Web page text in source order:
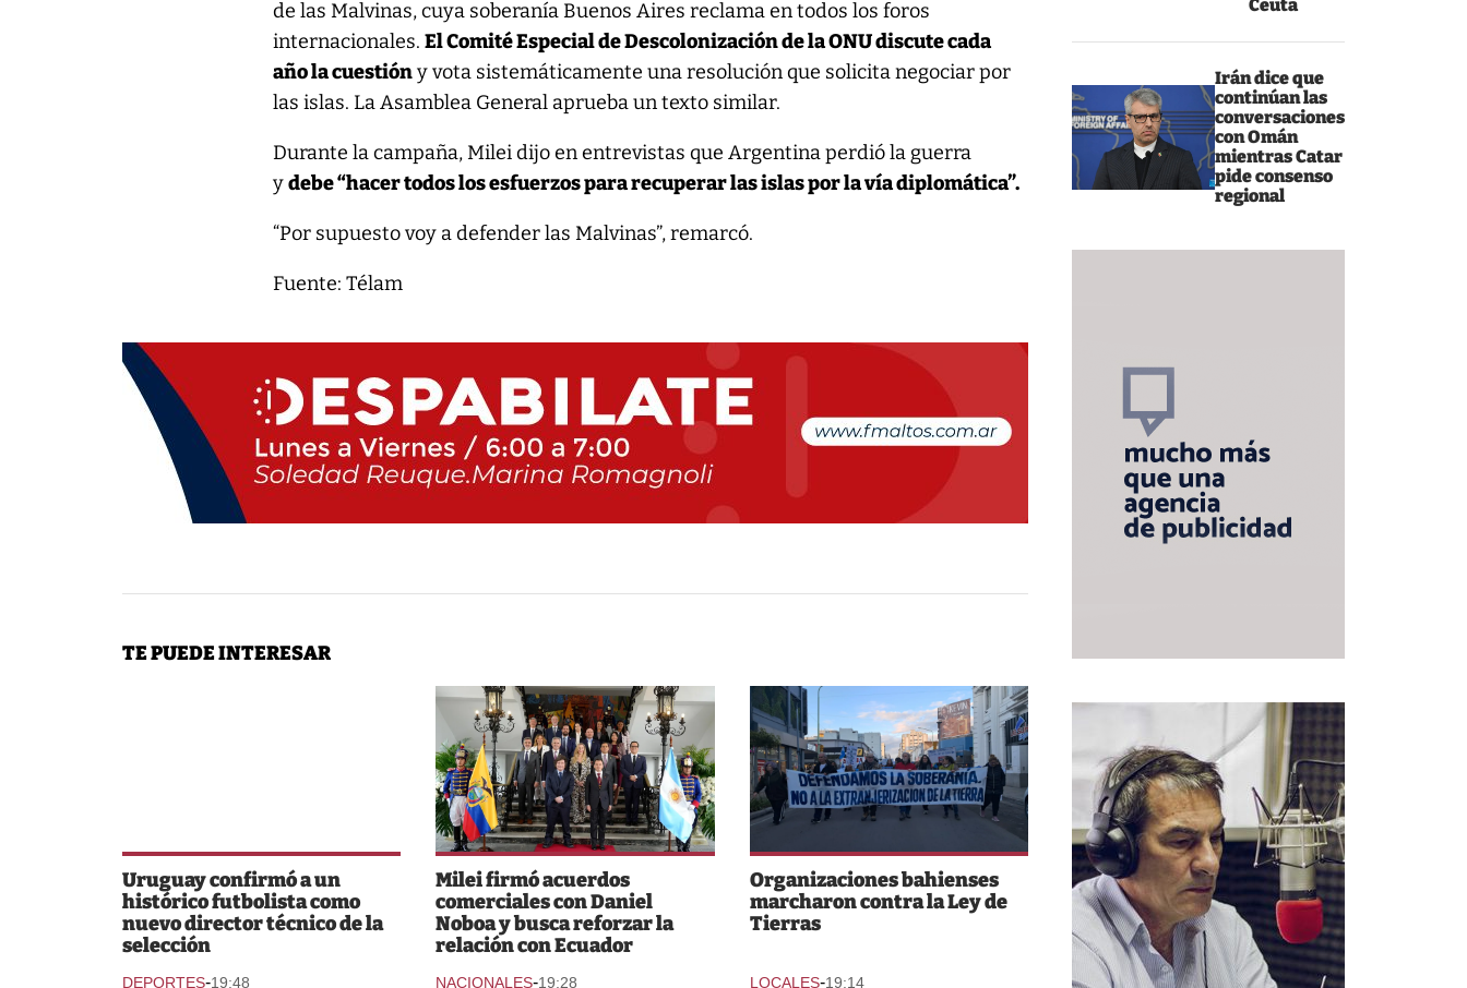
Ceuta
Irán dice que
continúan las
conversaciones
con Omán
mientras Catar
pide consenso
regional
de las Malvinas, cuya soberanía Buenos Aires reclama en todos los foros
internacionales.El Comité Especial de Descolonización de la ONU discute cada
año la cuestióny vota sistemáticamente una resolución que solicita negociar por
las islas. La Asamblea General aprueba un texto similar.
Durante la campaña, Milei dijo en entrevistas que Argentina perdió la guerra
ydebe “hacer todos los esfuerzos para recuperar las islas por la vía diplomática”.
“Por supuesto voy a defender las Malvinas”, remarcó.
Fuente: Télam
TE PUEDE INTERESAR
Uruguay confirmó a un
histórico futbolista como
nuevo director técnico de la
selección
DEPORTES-19:48
Milei firmó acuerdos
comerciales con Daniel
Noboa y busca reforzar la
relación con Ecuador
NACIONALES-19:28
Organizaciones bahienses
marcharon contra la Ley de
Tierras
LOCALES-19:14